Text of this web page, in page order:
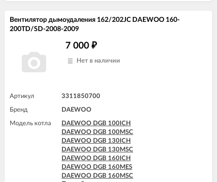
Вентилятор дымоудаления 162/202JC DAEWOO 160-
200TD/SD-2008-2009
7 000 ₽
Нет в наличии
Артикул 3311850700
Бренд DAEWOO
Модель котла
DAEWOO DGB 100ICH
DAEWOO DGB 100MSC
DAEWOO DGB 130ICH
DAEWOO DGB 130MSC
DAEWOO DGB 160ICH
DAEWOO DGB 160MES
DAEWOO DGB 160MSC